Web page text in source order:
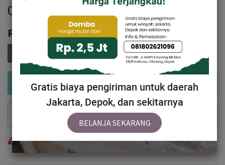
020 - Sapi Bali (220 - 250 Kg)
Rp 17,000,000
Add to Cart
Buy Now
Temporarily out of stock
Gratis biaya pengiriman untuk daerah
Jakarta, Depok, dan sekitarnya
BELANJA SEKARANG